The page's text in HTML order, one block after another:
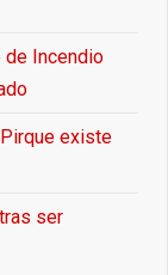
Incendio
existe
ser